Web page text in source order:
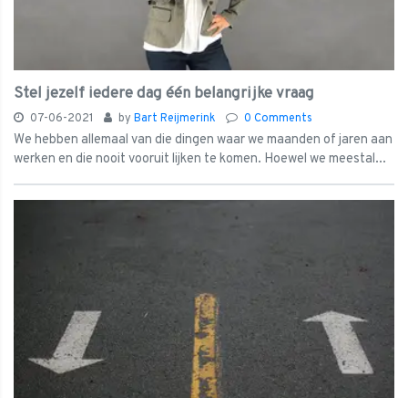
Stel jezelf iedere dag één belangrijke vraag
07-06-2021 by Bart Reijmerink 0 Comments
We hebben allemaal van die dingen waar we maanden of jaren aan
werken en die nooit vooruit lijken te komen. Hoewel we meestal...